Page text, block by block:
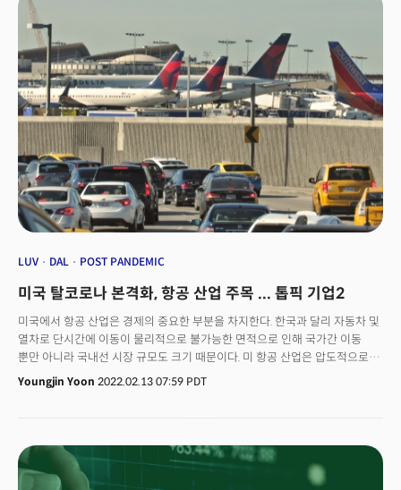
해당하는 항공편 운항을 취소했습니다. 플라이트어웨어닷컴 조사에 따르면
SW는 이날 오전 8시 40분 현재 2519편의 항공편 운항을 취소했습니다.
월요일인 26일에는 전체 운항 일정의 71%에 해당하는 2909편이
결항됐습니다. 이런 상황은 당분간 계속될 것으로 보이는데요. 28일에도 61%
의 항공편이 결항될 것으로 보이고 29일에는 10%의 항공편 운항을 취소할
것으로 보인다고 블룸버그는 전했습니다.👉 "4분기 매출 3~5% 영향" 유독
다른 항공사들보다 사우스웨스트 항공의 피해가 컸는데요. 같은 기간 델타,
유나이티드 항공 등 다른 항공사들의 결항 비율은 20%를 넘지 않는 것으로
조사됐습니다. 이유는 사우스웨스트 항공의 주력 노선 등이 이번 겨울폭풍에
직접적인 피해를 입었기 때문인데요. 월스트리트저널은 악천후가 발생한 공항
위치와 운항 노선 구성, 그리고 운영상의 문제 등이 복합적으로 반영된
결과라고 지적했습니다. 시카고와 덴버 등 겨울폭풍이 심각했던 지역에서
많은 노선을 운영하고 있었던 것이 영향을 받았다는 겁니다. 인력부족 사태도
확보에 영향을 주면서 상황을 악화시켰다는 지적입니다. 겨울 연휴 시즌에
있는데요. 시티은행은 이번 여파가 사우스웨스트 항공의 4분기 실적에서
3~5% 매출 감소로 이어질 수 있다고 분석했습니다. 이날 오전 사우스웨스트
항공의 주가는 전 거래일 대비 5% 이상 급락했습니다.
LUV DAL POST PANDEMIC
미국 탈코로나 본격화, 항공 산업 주목 ... 톱픽 기업2
미국에서 항공 산업은 경제의 중요한 부분을 차지한다. 한국과 달리 자동차 및
열차로 단시간에 이동이 물리적으로 불가능한 면적으로 인해 국가간 이동
뿐만 아니라 국내선 시장 규모도 크기 때문이다. 미 항공 산업은 압도적으로
세계 1위다. 항공 산업은 여객 이동과 화물 수송을 위한 다양한 항공 운송 및
여행 서비스를 제공한다. 서비스에는 항공편 운송, 항공기 리스, 호텔 예약,
1564억달러(한화 187조 6018억)에 달했다.이 같은 항공산업은 코로나
팬데믹으로 시행된 엄격한 사회적 거리두기 규칙을 포함한 정부의 여행
제한은 항공 여행 수요를 급감시켰고 이는 미국을 포함한 전 세계 항공 산업에
Youngjin Yoon 2022.02.13 07:59 PDT